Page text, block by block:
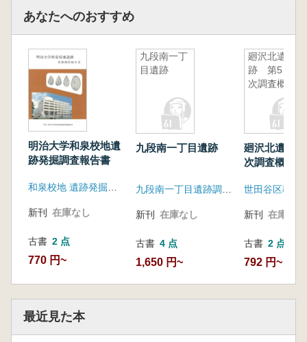
あなたへのおすすめ
明治大学和泉校地遺
跡発掘調査報告書
新刊 在庫なし
古書 2 点
770 円~
九段南一丁
目遺跡
九段南一丁目遺跡
新刊 在庫なし
古書 4 点
1,650 円~
廻沢北遺
跡 第5・6
次調査概報
廻沢北遺跡
次調査概報
新刊 在庫なし
古書 2 点
792 円~
最近見た本